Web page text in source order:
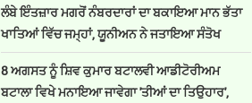
ਲੰਬੇ ਇੰਤਜ਼ਾਰ ਮਗਰੋਂ ਨੰਬਰਦਾਰਾਂ ਦਾ ਬਕਾਇਆ ਮਾਨ ਭੱਤਾ
ਖਾਤਿਆਂ ਵਿੱਚ ਜਮ੍ਹਾਂ, ਯੂਨੀਅਨ ਨੇ ਜਤਾਇਆ ਸੰਤੋਖ
8 ਅਗਸਤ ਨੂੰ ਸ਼ਿਵ ਕੁਮਾਰ ਬਟਾਲਵੀ ਆਡੀਟੋਰੀਅਮ
ਬਟਾਲਾ ਵਿਖੇ ਮਨਾਇਆ ਜਾਵੇਗਾ 'ਤੀਆਂ ਦਾ ਤਿਉਹਾਰ',